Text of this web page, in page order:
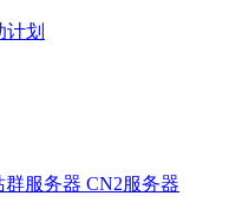
计划
群服务器 CN2服务器